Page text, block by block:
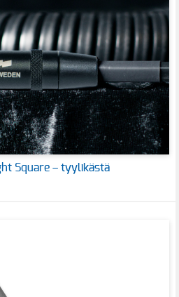
Square – tyylikästä